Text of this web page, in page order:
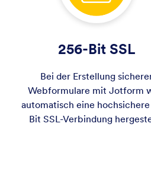
256-Bit SSL
Bei der Erstellung
Webformulare mit Jotform
automatisch eine
Bit SSL-Verbindung